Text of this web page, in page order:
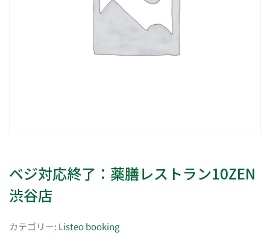
ベジ対応終了：薬膳レストラン10ZEN
渋谷店
カテゴリー: Listeo booking